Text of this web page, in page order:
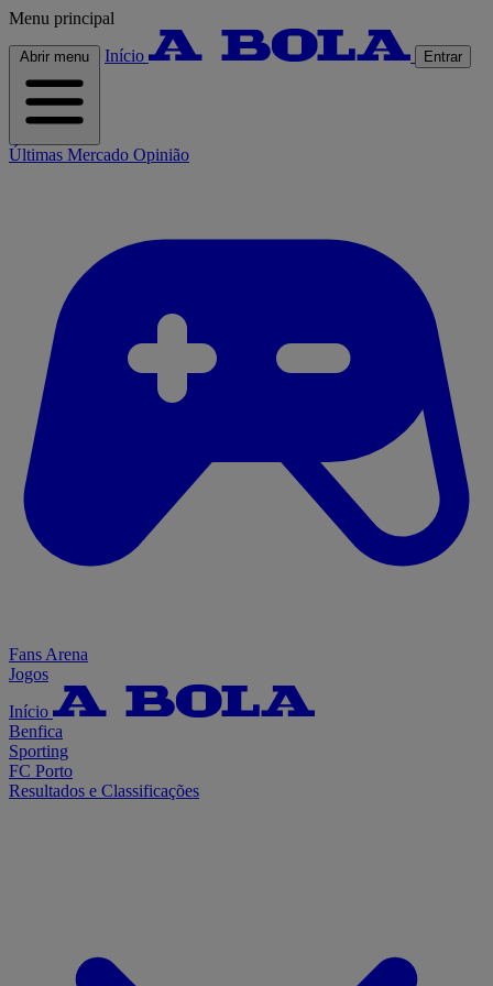
Menu principal
Abrir menu Início Entrar
Últimas Mercado Opinião
Fans Arena
Jogos
Início
Benfica
Sporting
FC Porto
Resultados e Classificações